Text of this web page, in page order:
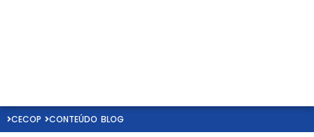
CECOP CONTEÚDO BLOG